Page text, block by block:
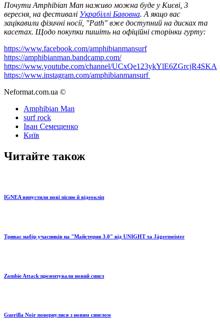
Почути Amphibian Man наживо можна буде у Києві, 3
вересня, на фестивалі Украбіллі Бавовна. А якщо вас
зацікавили фізичні носії, "Path" вже доступний на дисках та
касетах. Щодо покупки пишіть на офіційні сторінки гурту:
https://www.facebook.com/amphibianmansurf
https://amphibianman.bandcamp.com/
https://www.youtube.com/channel/UCxQe123ykYlE6ZGrcjR4SKA
https://www.instagram.com/amphibianmansurf
Neformat.com.ua ©
Amphibian Man
surf rock
Іван Семещенко
Київ
Читайте також
IGNEA випустили нові пісню й відеокліп
Триває набір учасників на "Майстерня 3.0" від UNIGHT та Jägermeister
Zombie Attack презентували новий сингл
Guerilla Noir повернулися з новим синглом